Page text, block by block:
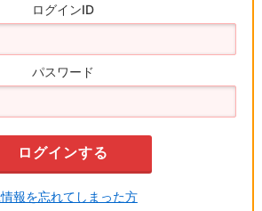
ログインID
パスワード
報を忘れてしまった方